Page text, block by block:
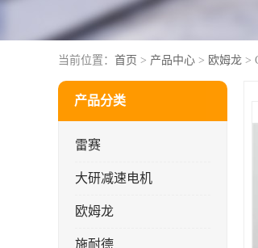
当前位置： 首页 > 产品中心 > 欧姆龙 >
产品分类
雷赛
大研减速电机
欧姆龙
施耐德